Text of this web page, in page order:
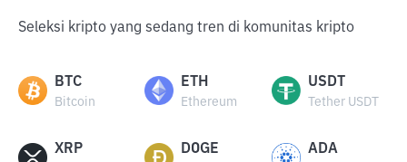
Seleksi kripto yang sedang tren di komunitas kripto
BTC
Bitcoin
ETH
Ethereum
USDT
Tether USDT
XRP DOGE ADA